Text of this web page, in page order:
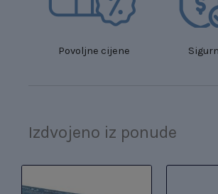
Povoljne cijene
Izdvojeno iz ponude